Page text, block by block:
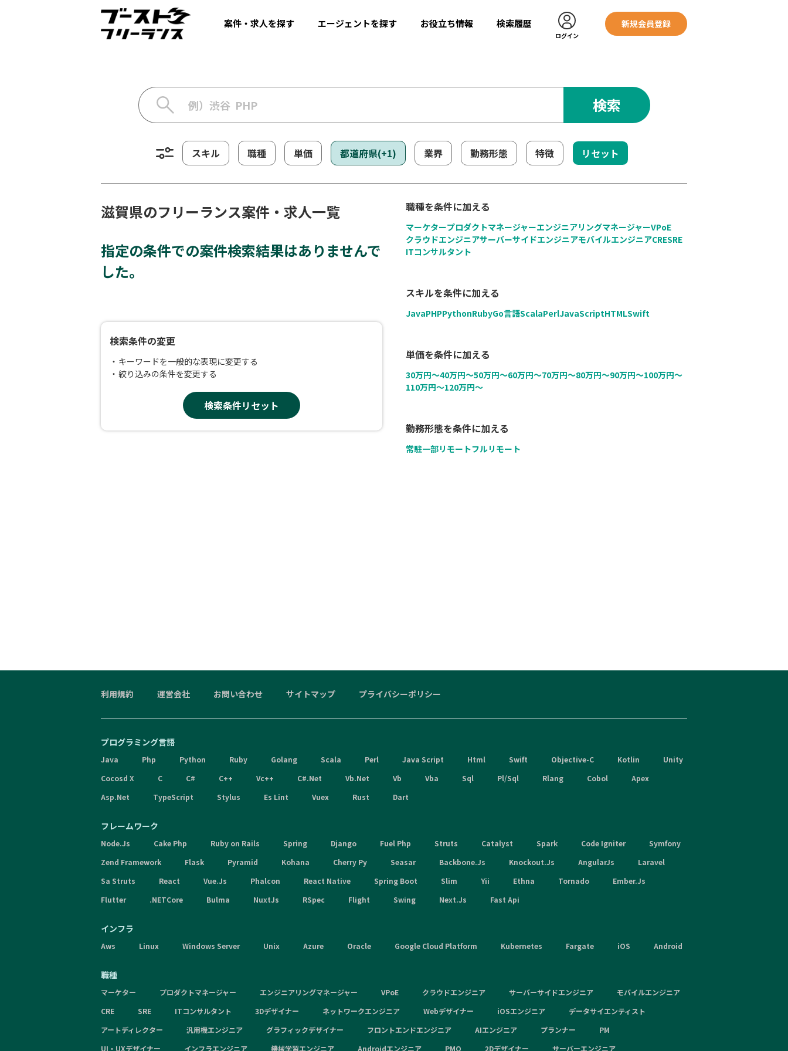
案件・求人を探す エージェントを探す お役立ち情報 検索履歴
ログイン
新規会員登録
検索
スキル 職種 単価 都道府県(+1) 業界 勤務形態 特徴 リセット
滋賀県のフリーランス案件・求人一覧
指定の条件での案件検索結果はありませんで
した。
検索条件の変更
キーワードを一般的な表現に変更する
絞り込みの条件を変更する
検索条件リセット
職種を条件に加える
マーケタープロダクトマネージャーエンジニアリングマネージャーVPoE
クラウドエンジニアサーバーサイドエンジニアモバイルエンジニアCRESRE
ITコンサルタント
スキルを条件に加える
JavaPHPPythonRubyGo言語ScalaPerlJavaScriptHTMLSwift
単価を条件に加える
30万円〜40万円〜50万円〜60万円〜70万円〜80万円〜90万円〜100万円〜
110万円〜120万円〜
勤務形態を条件に加える
常駐一部リモートフルリモート
利用規約 運営会社 お問い合わせ サイトマップ プライバシーポリシー
プログラミング言語
Java Php Python Ruby Golang Scala Perl Java Script Html Swift Objective-C Kotlin
Unity
Cocosd X
C C# C++ Vc++ C#.Net Vb.Net Vb Vba Sql Pl/Sql Rlang Cobol
Apex
Asp.Net
TypeScript Stylus Es Lint Vuex Rust Dart
フレームワーク
Node.Js Cake Php Ruby on Rails Spring Django Fuel Php Struts Catalyst Spark Code Igniter
Symfony
Zend Framework
Flask Pyramid Kohana Cherry Py Seasar Backbone.Js Knockout.Js AngularJs
Laravel
Sa Struts
React Vue.Js Phalcon React Native Spring Boot Slim Yii Ethna Tornado
Ember.Js
Flutter
.NETCore Bulma NuxtJs RSpec Flight Swing Next.Js Fast Api
インフラ
Aws Linux Windows Server Unix Azure Oracle Google Cloud Platform Kubernetes Fargate iOS Android
職種
マーケター プロダクトマネージャー エンジニアリングマネージャー VPoE クラウドエンジニア サーバーサイドエンジニア
モバイルエンジニア
CRE
SRE ITコンサルタント 3Dデザイナー ネットワークエンジニア Webデザイナー iOSエンジニア
データサイエンティスト
アートディレクター
汎用機エンジニア グラフィックデザイナー フロントエンドエンジニア AIエンジニア プランナー
PM
UI・UXデザイナー
インフラエンジニア 機械学習エンジニア Androidエンジニア PMO 2Dデザイナー サーバーエンジニア